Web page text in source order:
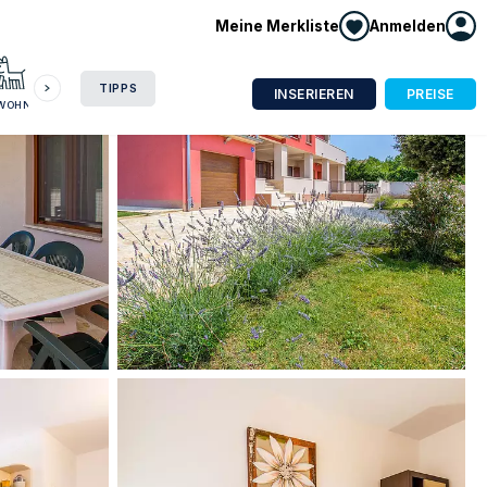
Meine Merkliste Anmelden
TIPPS INSERIEREN PREISE